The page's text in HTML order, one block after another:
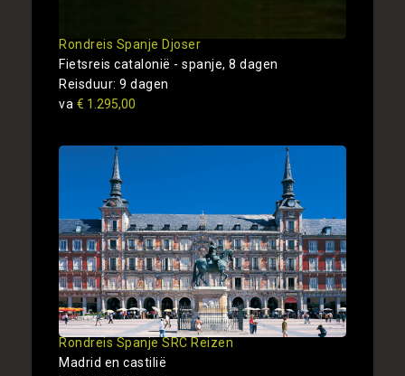
Rondreis Spanje Djoser
Fietsreis catalonië - spanje, 8 dagen
Reisduur: 9 dagen
va € 1.295,00
Rondreis Spanje SRC Reizen
Madrid en castilië